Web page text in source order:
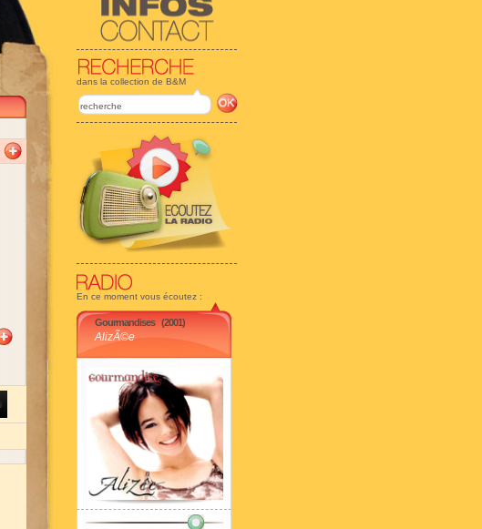
dans la collection de B&M
En ce moment vous écoutez :
Gourmandises (2001)
AlizÃ©e